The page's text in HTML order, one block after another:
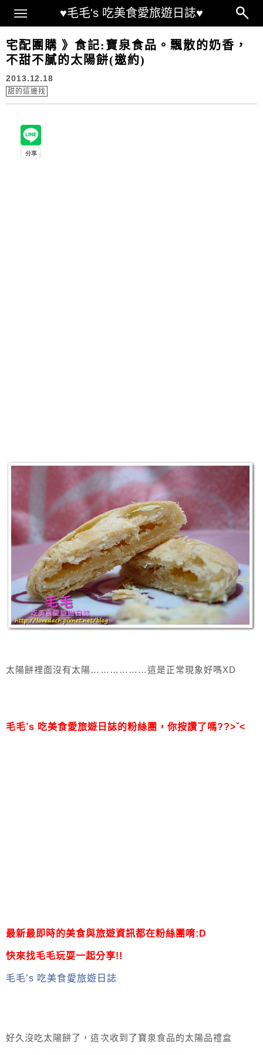
♥毛毛's 吃美食愛旅遊日誌♥
Main Menu
宅配團購 》食記:寶泉食品。飄散的奶香，
不甜不膩的太陽餅(邀約)
2013.12.18
甜的這邊找
太陽餅裡面沒有太陽………………這是正常現象好嗎XD
毛毛’s 吃美食愛旅遊日誌的粉絲團， 你按讚了嗎??>ˇ<
最新最即時的美食與旅遊資訊都在粉絲團唷:D
快來找毛毛玩耍一起分享!!
毛毛’s 吃美食愛旅遊日誌
好久沒吃太陽餅了，這次收到了寶泉食品的太陽品禮盒